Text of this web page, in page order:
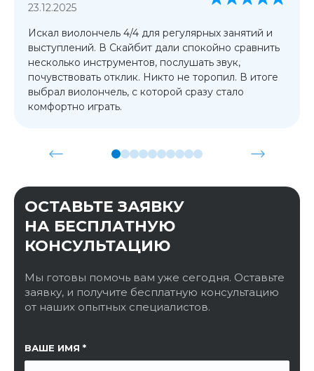
23.12.2025
Искал виолончель 4/4 для регулярных занятий и
выступлений. В Скайбит дали спокойно сравнить
несколько инструментов, послушать звук,
почувствовать отклик. Никто не торопил. В итоге
выбрал виолончель, с которой сразу стало
комфортно играть.
ОСТАВЬТЕ ЗАЯВКУ
НА БЕСПЛАТНУЮ
КОНСУЛЬТАЦИЮ
Мы готовы помочь вам уже сегодня. Оставьте
заявку, и получите бесплатную консультацию
от наших опытных специалистов.
ВАШЕ ИМЯ
ССЫЛКА НА СТРАНИЦУ